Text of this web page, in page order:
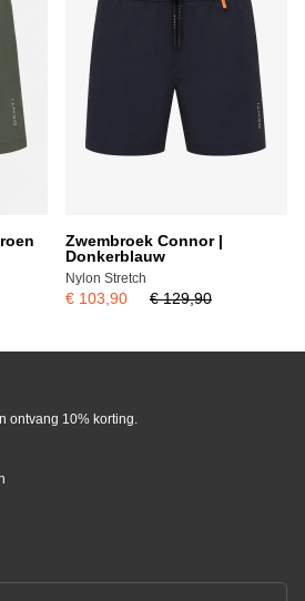
Zwembroek Connor |
Donkerblauw
Nylon Stretch
€ 103,90 € 129,90
ontvang 10% korting.